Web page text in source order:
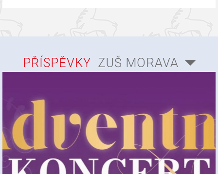
PŘÍSPĚVKY ZUŠ MORAVA